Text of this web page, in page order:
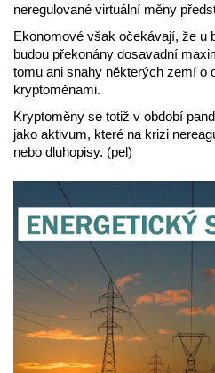
neregulované virtuální měny
Ekonomové však očekávají, že u
budou překonány dosavadní
tomu ani snahy některých zemí o
kryptoměnami.
Kryptoměny se totiž v období
jako aktivum, které na krizi
nebo dluhopisy. (pel)